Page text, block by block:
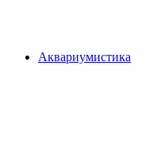
Аквариумистика